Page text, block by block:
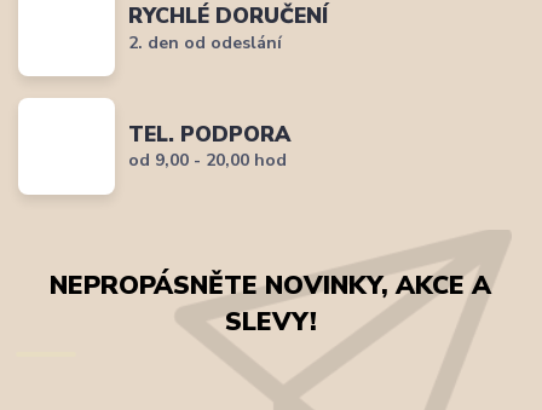
RYCHLÉ DORUČENÍ
2. den od odeslání
TEL. PODPORA
od 9,00 - 20,00 hod
NEPROPÁSNĚTE NOVINKY, AKCE A
SLEVY!